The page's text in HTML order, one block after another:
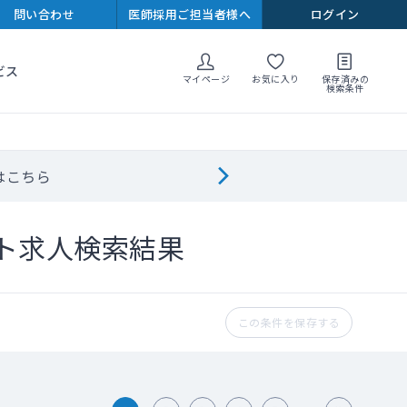
問い合わせ 医師採用ご担当者様へ ログイン
ス マイページ お気に入り 保存済みの
検索条件
ちら
求人検索結果
この条件を保存する